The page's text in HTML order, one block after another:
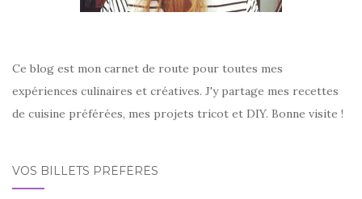
Ce blog est mon carnet de route pour toutes mes
expériences culinaires et créatives. J'y partage mes recettes
de cuisine préférées, mes projets tricot et DIY. Bonne visite !
VOS BILLETS PRÉFÉRÉS